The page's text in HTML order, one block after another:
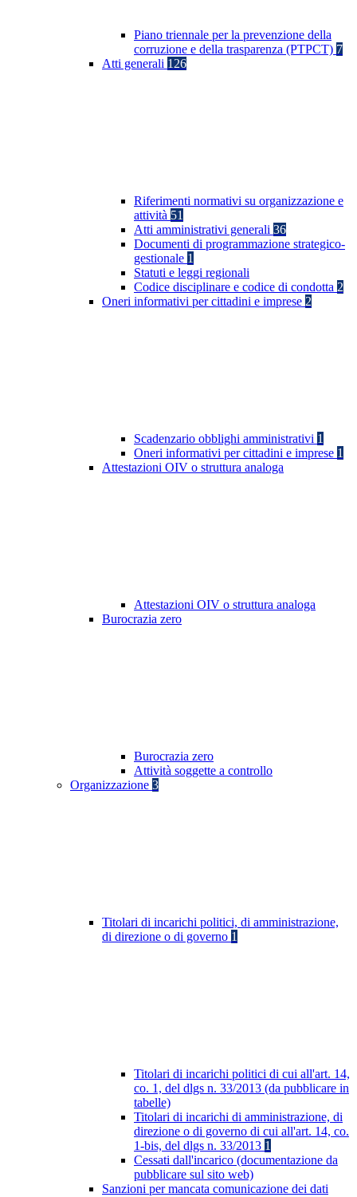
Piano triennale per la prevenzione della
corruzione e della trasparenza (PTPCT) 7
Atti generali 126
Riferimenti normativi su organizzazione e
attività 51
Atti amministrativi generali 36
Documenti di programmazione strategico-
gestionale 1
Statuti e leggi regionali
Codice disciplinare e codice di condotta 2
Oneri informativi per cittadini e imprese 2
Scadenzario obblighi amministrativi 1
Oneri informativi per cittadini e imprese 1
Attestazioni OIV o struttura analoga
Attestazioni OIV o struttura analoga
Burocrazia zero
Burocrazia zero
Attività soggette a controllo
Organizzazione 3
Titolari di incarichi politici, di amministrazione,
di direzione o di governo 1
Titolari di incarichi politici di cui all'art. 14,
co. 1, del dlgs n. 33/2013 (da pubblicare in
tabelle)
Titolari di incarichi di amministrazione, di
direzione o di governo di cui all'art. 14, co.
1-bis, del dlgs n. 33/2013 1
Cessati dall'incarico (documentazione da
pubblicare sul sito web)
Sanzioni per mancata comunicazione dei dati